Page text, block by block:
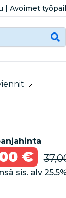
| Avoimet
€
sis. alv 25.5